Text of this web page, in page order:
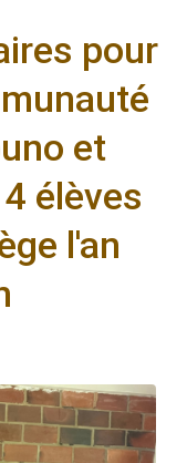
pour
et
élèves
l'an